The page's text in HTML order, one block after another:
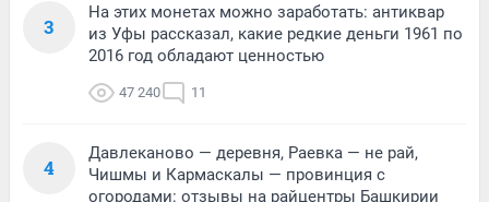
3
На этих монетах можно заработать: антиквар
из Уфы рассказал, какие редкие деньги 1961 по
2016 год обладают ценностью
47 240 11
4
Давлеканово — деревня, Раевка — не рай,
Чишмы и Кармаскалы — провинция с
огородами: отзывы на райцентры Башкирии